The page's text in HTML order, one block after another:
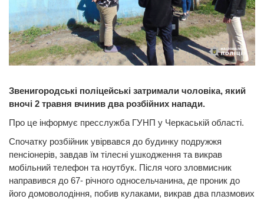
Звенигородські поліцейські затримали чоловіка, який
вночі 2 травня вчинив два розбійних напади.
Про це інформує пресслужба ГУНП у Черкаській області.
Спочатку розбійник увірвався до будинку подружжя
пенсіонерів, завдав їм тілесні ушкодження та викрав
мобільний телефон та ноутбук. Після чого зловмисник
направився до 67- річного односельчанина, де проник до
його домоволодіння, побив кулаками, викрав два плазмових